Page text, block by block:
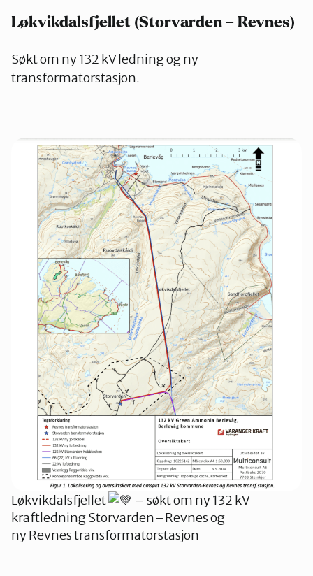
Løkvikdalsfjellet (Storvarden – Revnes)
Søkt om ny 132 kV ledning og ny
transformatorstasjon.
Løkvikdalsfjellet
– søkt om ny 132 kV
kraftledning Storvarden–Revnes og
ny Revnes transformatorstasjon